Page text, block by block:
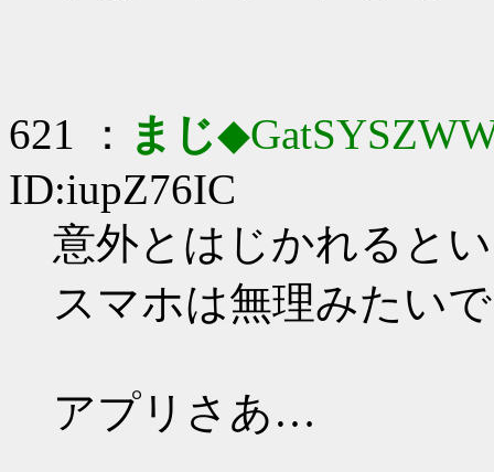
621 ： まじ
ID:iupZ76IC
意外とはじかれると
スマホは無理みたいで
アプリさあ…